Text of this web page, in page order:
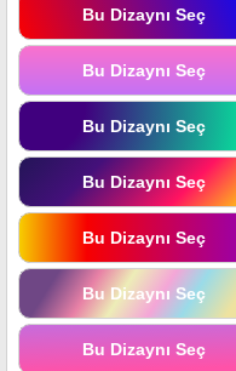
Bu Dizaynı Seç
Bu Dizaynı Seç
Bu Dizaynı Seç
Bu Dizaynı Seç
Bu Dizaynı Seç
Bu Dizaynı Seç
Bu Dizaynı Seç